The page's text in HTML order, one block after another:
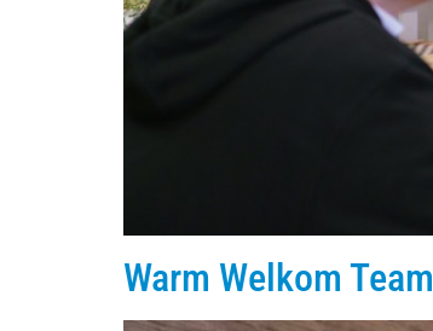
Warm Welkom Team